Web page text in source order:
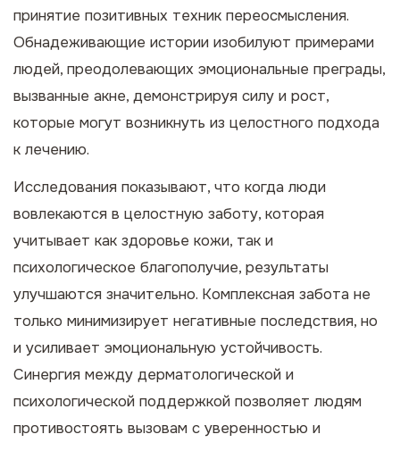
принятие позитивных техник переосмысления.
Обнадеживающие истории изобилуют примерами
людей, преодолевающих эмоциональные преграды,
вызванные акне, демонстрируя силу и рост,
которые могут возникнуть из целостного подхода
к лечению.
Исследования показывают, что когда люди
вовлекаются в целостную заботу, которая
учитывает как здоровье кожи, так и
психологическое благополучие, результаты
улучшаются значительно. Комплексная забота не
только минимизирует негативные последствия, но
и усиливает эмоциональную устойчивость.
Синергия между дерматологической и
психологической поддержкой позволяет людям
противостоять вызовам с уверенностью и